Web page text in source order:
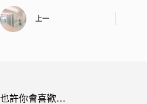
上一
也許你會喜歡…